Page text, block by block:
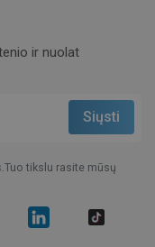
ir nuolat
tikslu rasite mūsų